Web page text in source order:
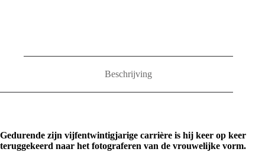
Beschrijving
Gedurende zijn vijfentwintigjarige carrière is hij keer op keer
teruggekeerd naar het fotograferen van de vrouwelijke vorm.